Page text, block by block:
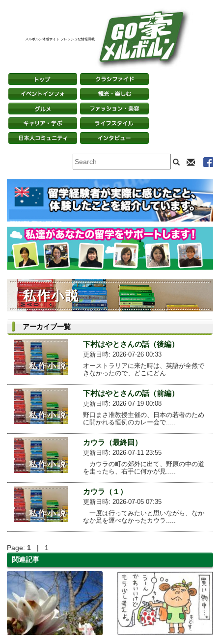
メルボルン体感サイト フレッシュな情報満載
アーカイブ一覧
下村はやとさんの話（後編）
更新日時: 2026-07-26 00:33
オーストラリアに来た時は、英語が全然で
きなかったので、どこにどん.....
下村はやとさんの話（前編）
更新日時: 2026-07-19 00:08
野口まさ准教授主催の、日本の若者のため
に開かれる恒例のカレー会で.....
カウラ（最終回）
更新日時: 2026-07-11 23:55
カウラの町の郊外に出て、野原の中の道
を走ったら、右手に何かが見.....
カウラ（１）
更新日時: 2026-07-05 07:35
一度は行ってみたいと思いながら、なか
なか足を運べなかったカウラ.....
Page: 1 | 1
関連記事